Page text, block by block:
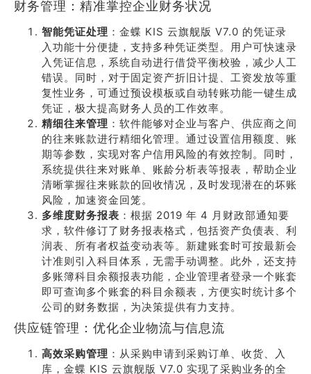
财务管理：精准掌控企业财务状况
智能凭证处理 ：金蝶 KIS 云旗舰版 V7.0 的凭证录
入功能十分便捷，支持多种凭证类型。用户可快速录
入凭证信息，系统自动进行借贷平衡校验，减少人工
错误。同时，对于固定资产折旧计提、工资发放等重
复性业务，可通过预设模板或自动转账功能一键生成
凭证，极大提高财务人员的工作效率。
精细往来管理 ：软件能够对企业与客户、供应商之间
的往来账款进行精细化管理。通过设置信用额度、账
期等参数，实现对客户信用风险的有效控制。同时，
系统提供往来对账单、账龄分析表等报表，帮助企业
清晰掌握往来账款的回收情况，及时发现潜在的坏账
风险，加速资金回笼。
多维度财务报表 ：根据 2019 年 4 月财政部通知要
求，软件修订了财务报表格式，包括资产负债表、利
润表、所有者权益变动表等。新建账套时可按最新会
计准则引入科目体系，无需手动调整。此外，还支持
多账簿科目余额报表功能，企业管理者登录一个账套
即可查询多个账套的科目余额表，方便实时统计多个
公司的财务数据，为决策提供有力支持。
供应链管理：优化企业物流与信息流
高效采购管理 ：从采购申请到采购订单、收货、入
库，金蝶 KIS 云旗舰版 V7.0 实现了采购业务的全